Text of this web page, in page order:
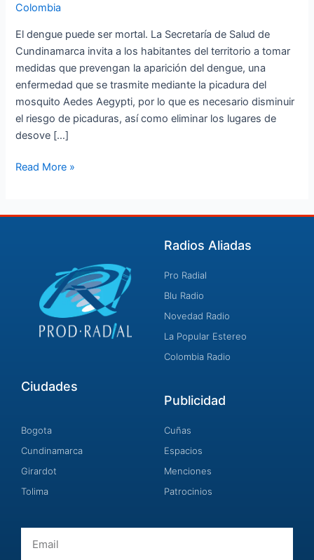
Colombia
El dengue puede ser mortal. La Secretaría de Salud de
Cundinamarca invita a los habitantes del territorio a tomar
medidas que prevengan la aparición del dengue, una
enfermedad que se trasmite mediante la picadura del
mosquito Aedes Aegypti, por lo que es necesario disminuir
el riesgo de picaduras, así como eliminar los lugares de
desove […]
Read More »
Radios Aliadas
Pro Radial
Blu Radio
Novedad Radio
La Popular Estereo
Colombia Radio
Ciudades
Bogota
Cundinamarca
Girardot
Tolima
Publicidad
Cuñas
Espacios
Menciones
Patrocinios